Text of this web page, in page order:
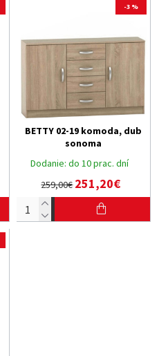
-3 %
Dodanie: do 10 prac. dní
BETTY 02-19 komoda, dub
sonoma
259,00€251,20€